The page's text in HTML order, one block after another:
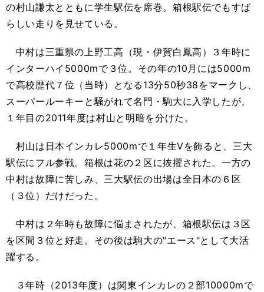
の村山謙太とともに学生駅伝を席巻。箱根駅伝でもすば
らしい走りを見せている。
中村は三重県の上野工高（現・伊賀白鳳高）３年時に
インターハイ5000mで３位。その年の10月には5000m
で高校歴代７位（当時）となる13分50秒38をマークし、
スーパールーキーと騒がれて名門・駒大に入学したが、
１年目の2011年度は村山と明暗を分けた。
村山は日本インカレ5000mで１年生Vを飾ると、三大
駅伝にフル参戦。箱根は花の２区に抜擢された。一方の
中村は故障に苦しみ、三大駅伝の出場は全日本の６区
（３位）だけだった。
中村は２年時も故障に悩まされたが、箱根駅伝は３区
を区間３位と好走。その後は駒大の"エース"として大活
躍する。
３年時（2013年度）は関東インカレの２部10000mで